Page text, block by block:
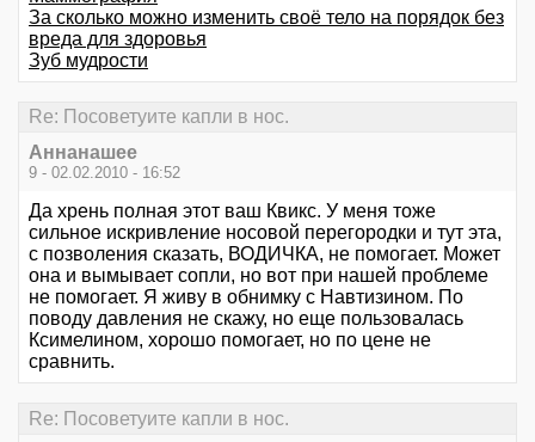
За сколько можно изменить своё тело на порядок без
вреда для здоровья
Зуб мудрости
Re: Посоветуите капли в нос.
Аннанашее
9 - 02.02.2010 - 16:52
Да хрень полная этот ваш Квикс. У меня тоже
сильное искривление носовой перегородки и тут эта,
с позволения сказать, ВОДИЧКА, не помогает. Может
она и вымывает сопли, но вот при нашей проблеме
не помогает. Я живу в обнимку с Навтизином. По
поводу давления не скажу, но еще пользовалась
Ксимелином, хорошо помогает, но по цене не
сравнить.
Re: Посоветуите капли в нос.